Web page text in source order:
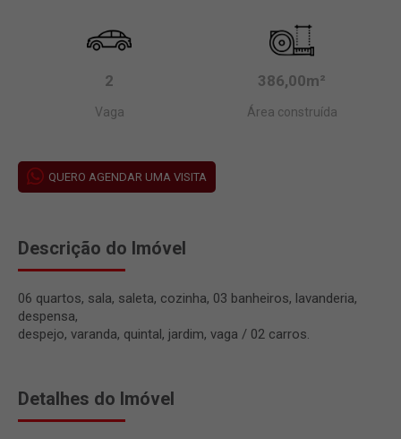
2
Vaga
386,00m²
Área construída
QUERO AGENDAR UMA VISITA
Descrição do Imóvel
06 quartos, sala, saleta, cozinha, 03 banheiros, lavanderia,
despensa,
despejo, varanda, quintal, jardim, vaga / 02 carros.
Detalhes do Imóvel